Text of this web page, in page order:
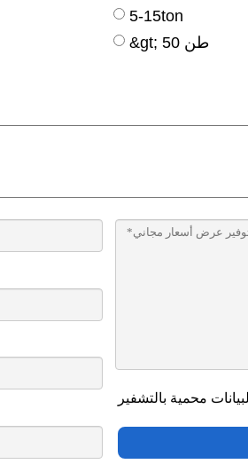
5-15ton
البيانات محمية بالتشفير